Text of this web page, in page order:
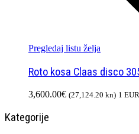
Pregledaj listu želja
Roto kosa Claas disco
3,600.00€ (27,124.20 kn) 1
Kategorije